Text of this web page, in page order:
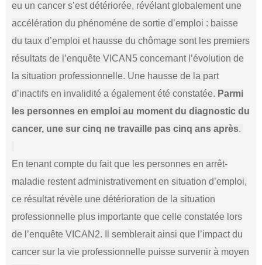
eu un cancer s’est détériorée, révélant globalement une
accélération du phénomène de sortie d’emploi : baisse
du taux d’emploi et hausse du chômage sont les premiers
résultats de l’enquête VICAN5 concernant l’évolution de
la situation professionnelle. Une hausse de la part
d’inactifs en invalidité a également été constatée. Parmi
les personnes en emploi au moment du diagnostic du
cancer, une sur cinq ne travaille pas cinq ans après.
En tenant compte du fait que les personnes en arrêt-
maladie restent administrativement en situation d’emploi,
ce résultat révèle une détérioration de la situation
professionnelle plus importante que celle constatée lors
de l’enquête VICAN2. Il semblerait ainsi que l’impact du
cancer sur la vie professionnelle puisse survenir à moyen